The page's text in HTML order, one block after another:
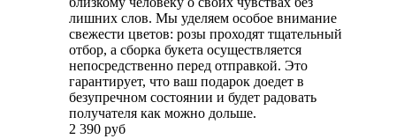
лишних слов. Мы уделяем особое внимание
свежести цветов: розы проходят тщательный
отбор, а сборка букета осуществляется
непосредственно перед отправкой. Это
гарантирует, что ваш подарок доедет в
безупречном состоянии и будет радовать
получателя как можно дольше.
2 390 руб